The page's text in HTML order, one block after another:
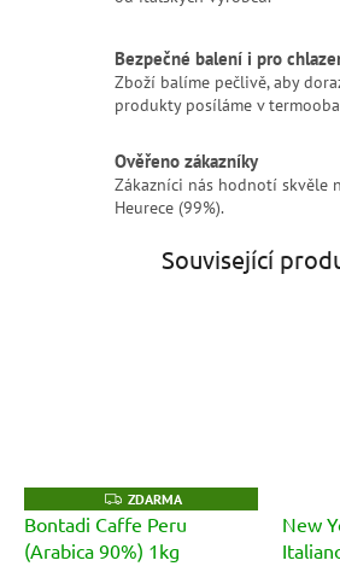
Bezpečné balení i pro
Zboží balíme pečlivě, aby
produkty posíláme v
Ověřeno zákazníky
Zákazníci nás hodnotí skvěle
Heurece (99%).
Související
Z
D
A
R
ZDARMA
Bontadi Caffe Peru
(Arabica 90%) 1kg
New